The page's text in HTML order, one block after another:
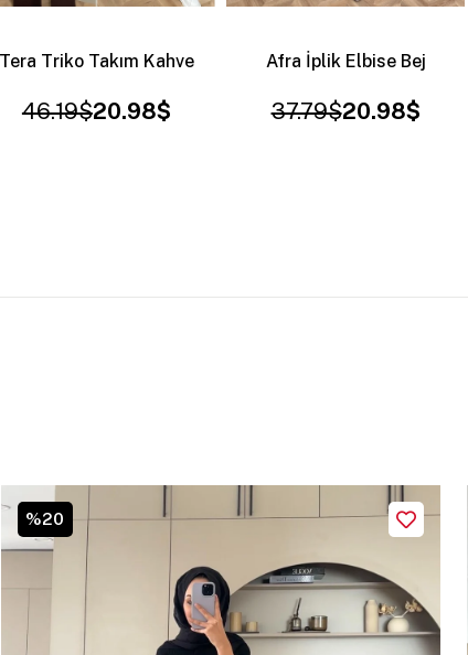
Afra İplik Elbise Bej
20.98$
37.79$ 20.98$
29.39$
%20